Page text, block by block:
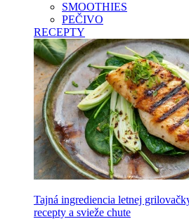
SMOOTHIES
PEČIVO
RECEPTY
Tajná ingrediencia letnej
recepty a svieže chute